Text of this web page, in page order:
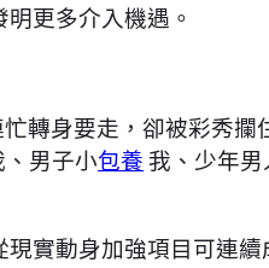
更多介入機遇。
轉身要走，卻被彩秀
男子小包養 我、少年
實動身加強項目可連